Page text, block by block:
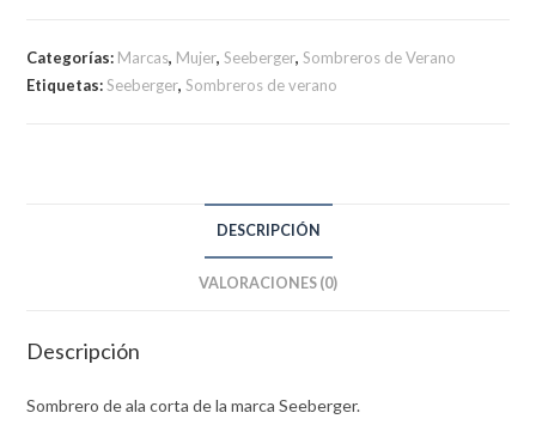
Categorías: Marcas, Mujer,Seeberger,Sombreros de Verano
Etiquetas:Seeberger,Sombreros de verano
DESCRIPCIÓN
VALORACIONES (0)
Descripción
Sombrero de ala corta de la marca Seeberger.